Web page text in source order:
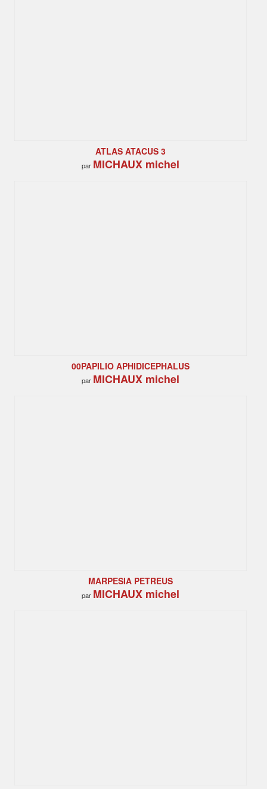
ATLAS ATACUS 3
par MICHAUX michel
00PAPILIO APHIDICEPHALUS
par MICHAUX michel
MARPESIA PETREUS
par MICHAUX michel